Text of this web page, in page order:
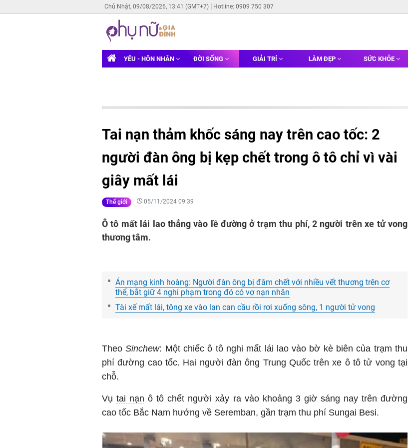
Chủ Nhật, 09/08/2026, 13:41 (GMT+7) Hotline: 0909 750 307
YÊU - HÔN NHÂN ĐỜI SỐNG GIẢI TRÍ LÀM ĐẸP SỨC KHỎE
Tai nạn thảm khốc sáng nay trên cao tốc: 2
người đàn ông bị kẹp chết trong ô tô chỉ vì vài
giây mất lái
Thế giới 05/11/2024 09:39
Ô tô mất lái lao thẳng vào lề đường ở trạm thu phí, 2 người trên xe tử vong
thương tâm.
Án mạng kinh hoàng: Người đàn ông bị đâm chết với nhiều vết thương trên cơ
thể, bắt giữ 4 nghi phạm trong đó có vợ nạn nhân
Tài xế mất lái, tông xe vào lan can cầu rồi rơi xuống sông, 1 người tử vong
TheoSinchew: Một chiếc ô tô nghi mất lái lao vào bờ kè biên của trạm thu
phí đường cao tốc. Hai người đàn ông Trung Quốc trên xe ô tô tử vong tại
chỗ.
Vụtai nạn ô tô chết người xảy ra vào khoảng 3 giờ sáng nay trên đường
cao tốc Bắc Nam hướng về Seremban, gần trạm thu phí Sungai Besi.